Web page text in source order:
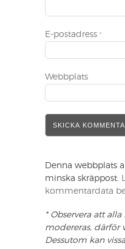
E-postadress *
Webbplats
Denna webbplats
minska skräppost.
kommentardata
* Observera att
modereras, därför
Dessutom kan